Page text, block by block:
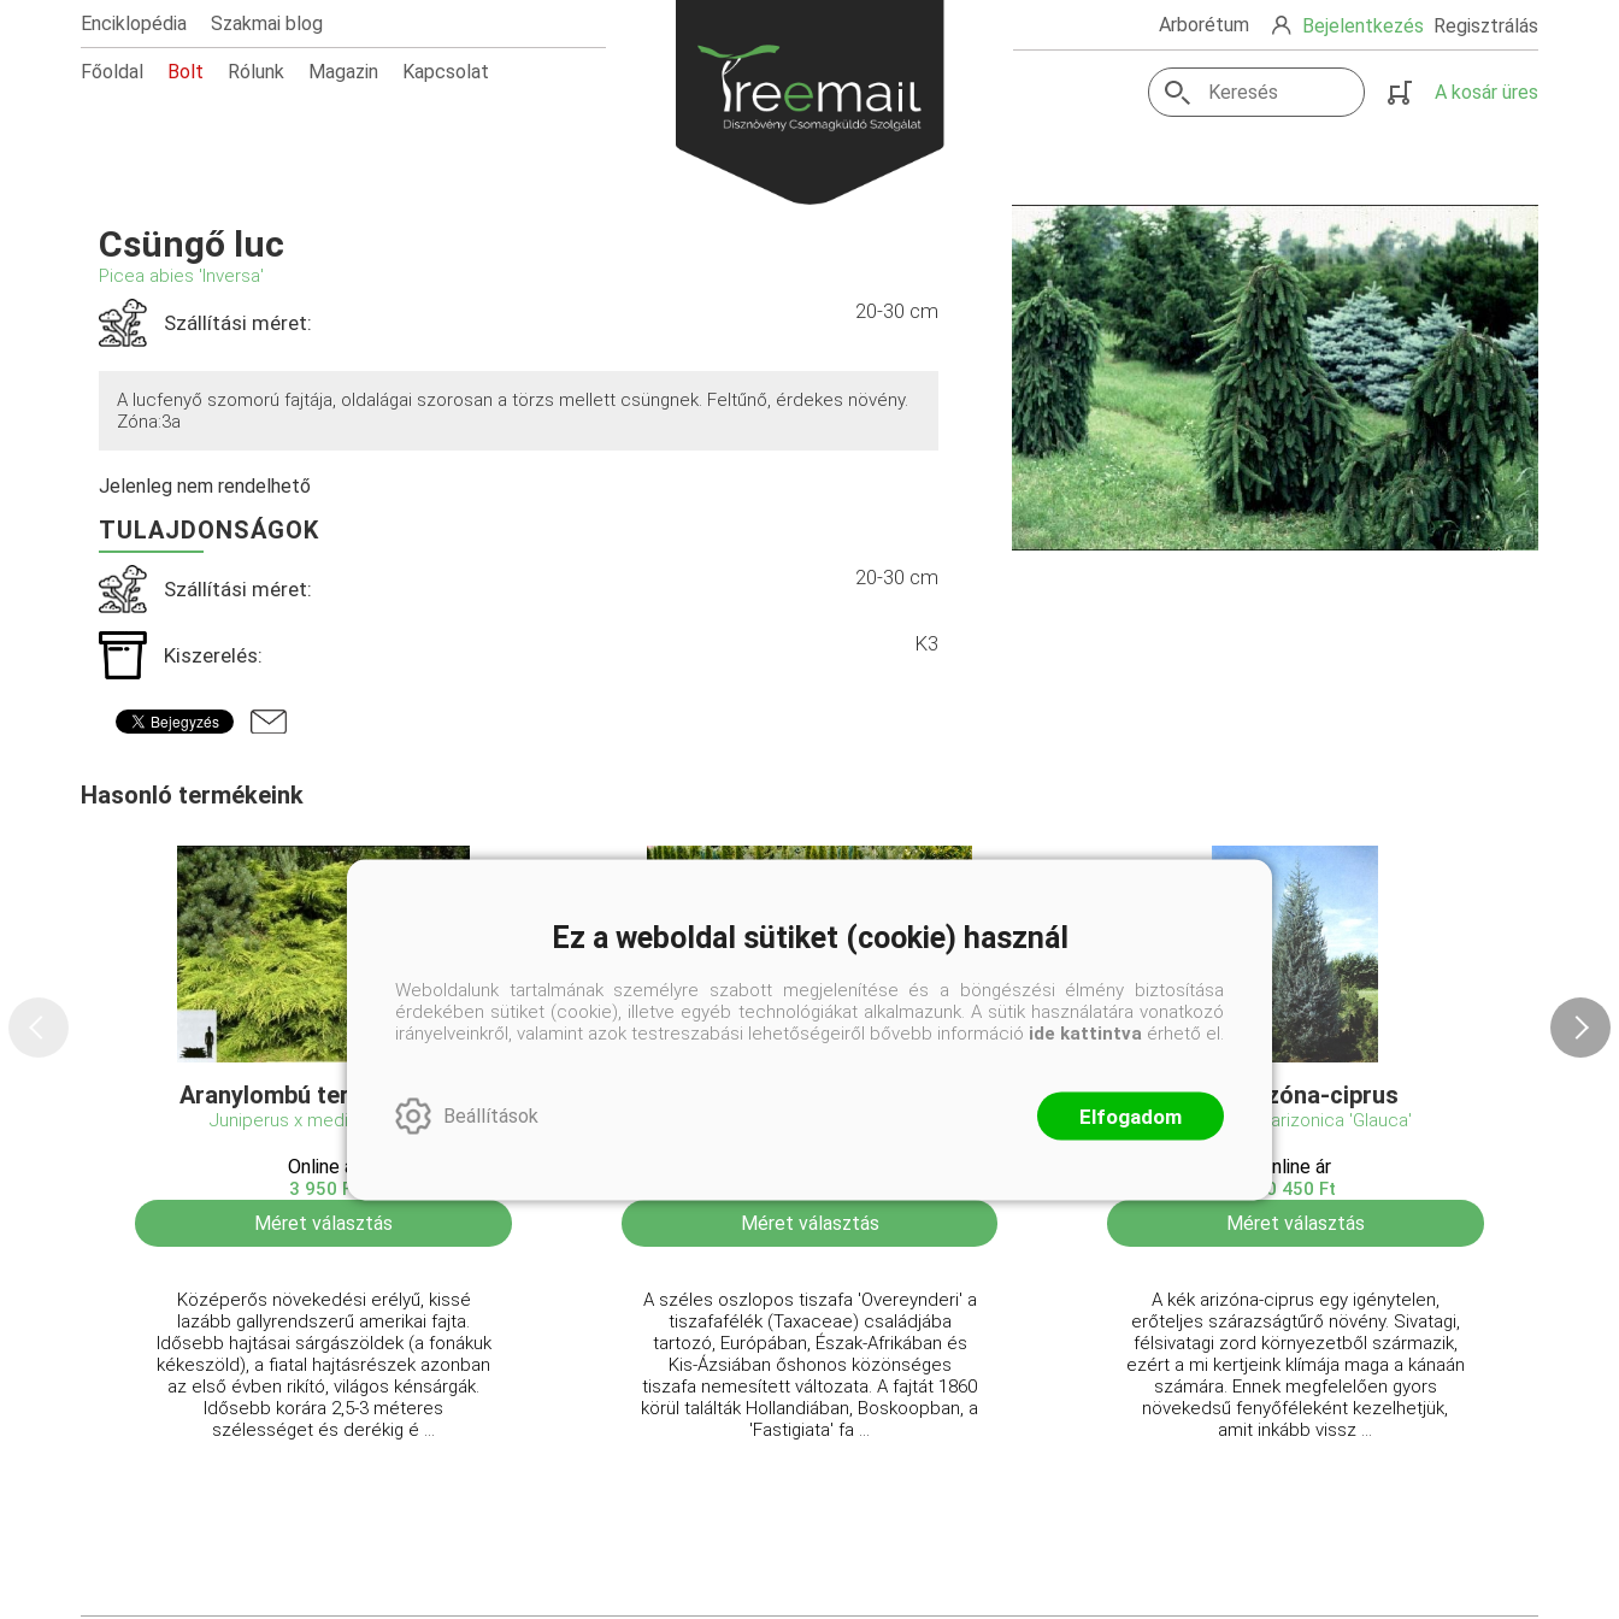
Enciklopédia Szakmai blog
Főoldal Bolt Rólunk Magazin Kapcsolat
Arborétum Bejelentkezés Regisztrálás
A kosár üres
Csüngő luc
Picea abies 'Inversa'
Szállítási méret: 20-30 cm
A lucfenyő szomorú fajtája, oldalágai szorosan a törzs mellett csüngnek. Feltűnő, érdekes növény.
Zóna:3a
Jelenleg nem rendelhető
TULAJDONSÁGOK
Szállítási méret: 20-30 cm
Kiszerelés: K3
Hasonló termékeink
Aranylombú terülő boróka
Juniperus x media 'Old Gold'
Online ár
3 950 Ft
Méret választás
Középerős növekedési erélyű, kissé
lazább gallyrendszerű amerikai fajta.
Idősebb hajtásai sárgászöldek (a fonákuk
kékeszöld), a fiatal hajtásrészek azonban
az első évben rikító, világos kénsárgák.
Idősebb korára 2,5-3 méteres
szélességet és derékig é ...
Méret választás
A széles oszlopos tiszafa 'Overeynderi' a
tiszafafélék (Taxaceae) családjába
tartozó, Európában, Észak-Afrikában és
Kis-Ázsiában őshonos közönséges
tiszafa nemesített változata. A fajtát 1860
körül találták Hollandiában, Boskoopban, a
'Fastigiata' fa ...
Kék arizóna-ciprus
Cupressus arizonica 'Glauca'
Online ár
10 450 Ft
Méret választás
A kék arizóna-ciprus egy igénytelen,
erőteljes szárazságtűrő növény. Sivatagi,
félsivatagi zord környezetből származik,
ezért a mi kertjeink klímája maga a kánaán
számára. Ennek megfelelően gyors
növekedsű fenyőféleként kezelhetjük,
amit inkább vissz ...
Ez a weboldal sütiket (cookie) használ
Weboldalunk tartalmának személyre szabott megjelenítése és a böngészési élmény biztosítása
érdekében sütiket (cookie), illetve egyéb technológiákat alkalmazunk. A sütik használatára vonatkozó
irányelveinkről, valamint azok testreszabási lehetőségeiről bővebb információ ide kattintva érhető el.
Beállítások Elfogadom